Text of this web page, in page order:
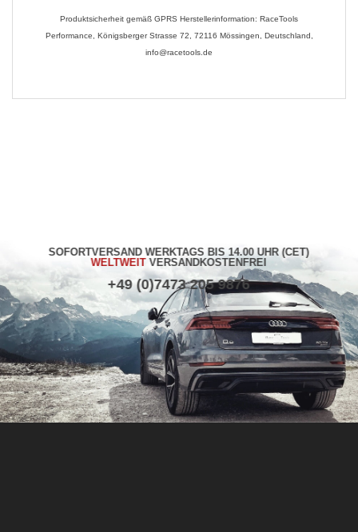
Produktsicherheit gemäß GPRS Herstellerinformation: RaceTools
Performance, Königsberger Strasse 72, 72116 Mössingen, Deutschland,
info@racetools.de
SOFORTVERSAND WERKTAGS BIS 14.00 UHR (CET)
WELTWEITVERSANDKOSTENFREI
+49 (0)7473 205 9876